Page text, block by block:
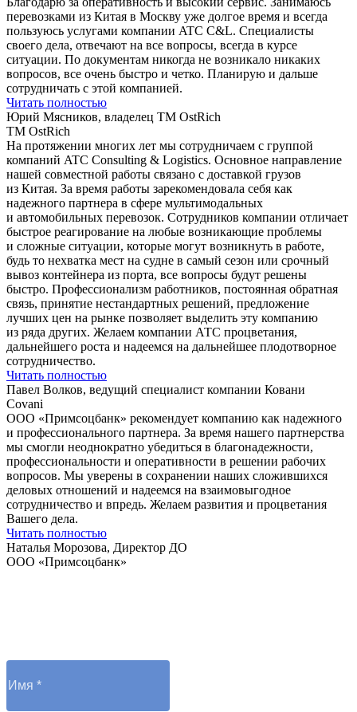
перевозками из Китая в Москву уже долгое время и всегда
пользуюсь услугами компании ATC С&L. Специалисты
своего дела, отвечают на все вопросы, всегда в курсе
ситуации. По документам никогда не возникало никаких
вопросов, все очень быстро и четко. Планирую и дальше
сотрудничать c этой компанией.
Читать полностью
Юрий Мясников, владелец ТМ OstRich
ТМ OstRich
На протяжении многих лет мы сотрудничаем с группой
компаний ATC Consulting & Logistics. Основное направление
нашей совместной работы связано с доставкой грузов
из Китая. За время работы зарекомендовала себя как
надежного партнера в сфере мультимодальных
и автомобильных перевозок. Сотрудников компании отличает
быстрое реагирование на любые возникающие проблемы
и сложные ситуации, которые могут возникнуть в работе,
будь то нехватка мест на судне в самый сезон или срочный
вывоз контейнера из порта, все вопросы будут решены
быстро. Профессионализм работников, постоянная обратная
связь, принятие нестандартных решений, предложение
лучших цен на рынке позволяет выделить эту компанию
из ряда других. Желаем компании АТС процветания,
дальнейшего роста и надеемся на дальнейшее плодотворное
сотрудничество.
Читать полностью
Павел Волков, ведущий специалист компании Ковани
Covani
ООО «Примсоцбанк» рекомендует компанию как надежного
и профессионального партнера. За время нашего партнерства
мы смогли неоднократно убедиться в благонадежности,
профессиональности и оперативности в решении рабочих
вопросов. Мы уверены в сохранении наших сложившихся
деловых отношений и надеемся на взаимовыгодное
сотрудничество и впредь. Желаем развития и процветания
Вашего дела.
Читать полностью
Наталья Морозова, Директор ДО
ООО «Примсоцбанк»